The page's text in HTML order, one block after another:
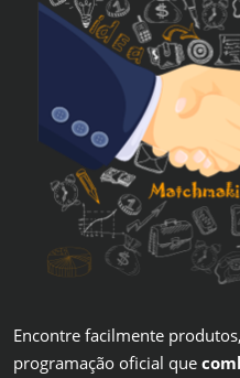
Encontre facilmente
programação oficial que